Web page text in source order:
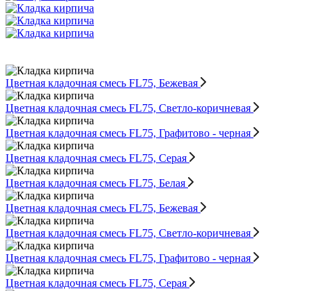
Цветная кладочная смесь FL75, Бежевая
Цветная кладочная смесь FL75, Светло-коричневая
Цветная кладочная смесь FL75, Графитово - черная
Цветная кладочная смесь FL75, Серая
Цветная кладочная смесь FL75, Белая
Цветная кладочная смесь FL75, Бежевая
Цветная кладочная смесь FL75, Светло-коричневая
Цветная кладочная смесь FL75, Графитово - черная
Цветная кладочная смесь FL75, Серая